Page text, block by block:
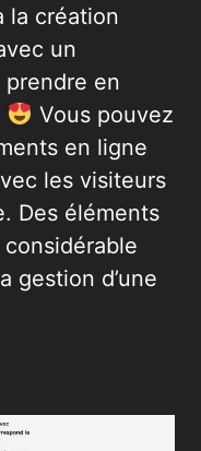
la création
un
prendre en
Vous pouvez
en ligne
les visiteurs
Des éléments
gestion d’une